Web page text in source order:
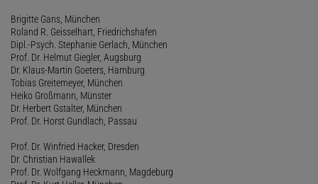
Brigitte Gans, München
Roland R. Geisselhart, Friedrichshafen
Dipl.-Psych. Stephanie Gerlach, München
Prof. Dr. Helmut Giegler, Augsburg
Dr. Klaus-Martin Goeters, Hamburg
Tobias Greitemeyer, München
Heiko Großmann, Münster
Dr. Herbert Gstalter, München
Prof. Dr. Horst Gundlach, Passau
Prof. Dr. Winfried Hacker, Dresden
Dr. Christian Hawallek
Prof. Dr. Wolfgang Heckmann, Magdeburg